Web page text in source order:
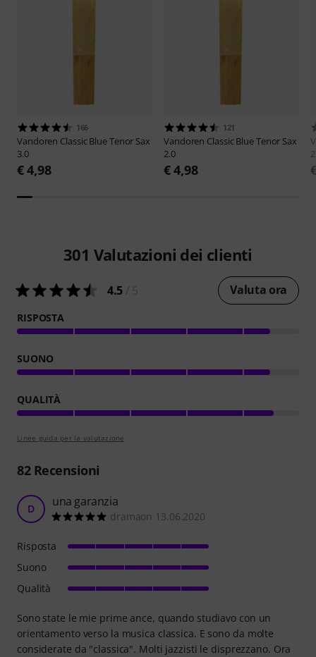
166
Vandoren Classic Blue Tenor Sax
3.0
€ 4,98
121
Vandoren Classic Blue Tenor Sax
2.0
€ 4,98
301 Valutazioni dei clienti
4.5 Valuta ora
RISPOSTA
SUONO
QUALITÀ
Linee guida per la valutazione
82Recensioni
D una garanzia
dramaon 13.06.2020
Sono state le mie prime ance, quando studiavo con un
orientamento verso la musica classica. E sono da molte
considerate da "classica". Molti jazzisti le disprezzano. Ora
Risposta
Suono
Qualità